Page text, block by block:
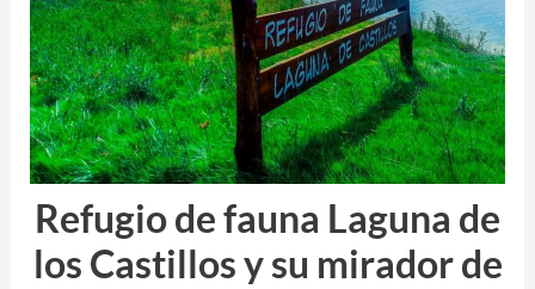
Refugio de fauna Laguna de
los Castillos y su mirador de